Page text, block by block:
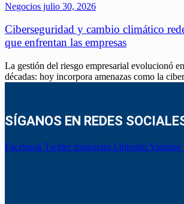
Negocios julio 30, 2026
Ciberseguridad y cambio climático
que enfrentan las empresas
La gestión del riesgo empresarial evolucionó
décadas: hoy incorpora amenazas como la
SÍGANOS EN REDES
Facebook Twitter Instagram Linkedin Youtube